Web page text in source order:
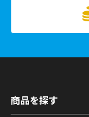
商品を探す